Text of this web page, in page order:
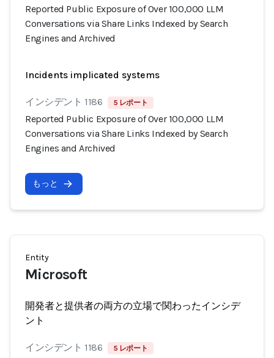
Reported Public Exposure of Over 100,000 LLM
Conversations via Share Links Indexed by Search
Engines and Archived
Incidents implicated systems
インシデント 1186 5 レポート
Reported Public Exposure of Over 100,000 LLM
Conversations via Share Links Indexed by Search
Engines and Archived
もっと
Entity
Microsoft
開発者と提供者の両方の立場で関わったインシデ
ント
インシデント 1186 5 レポート